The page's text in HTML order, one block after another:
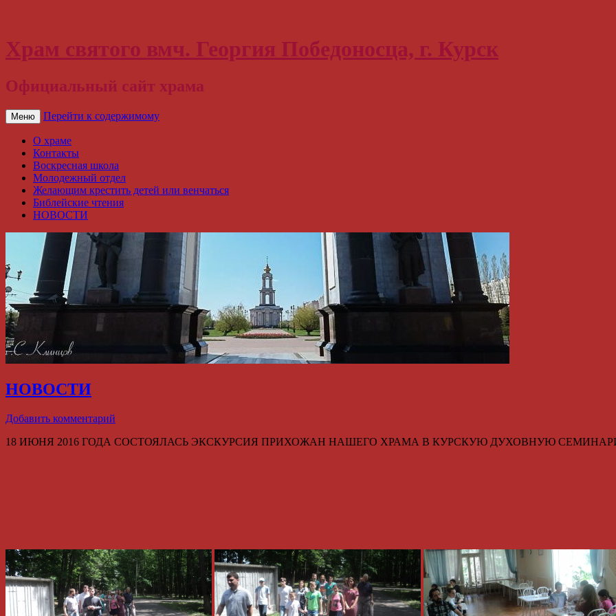
Храм святого вмч. Георгия Победоносца, г. Курск
Официальный сайт храма
Меню Перейти к содержимому
О храме
Контакты
Воскресная школа
Молодежный отдел
Желающим крестить детей или венчаться
Библейские чтения
НОВОСТИ
НОВОСТИ
Добавить комментарий
18 ИЮНЯ 2016 ГОДА СОСТОЯЛАСЬ ЭКСКУРСИЯ ПРИХОЖАН НАШЕГО ХРАМА В КУРСКУЮ ДУХОВНУЮ